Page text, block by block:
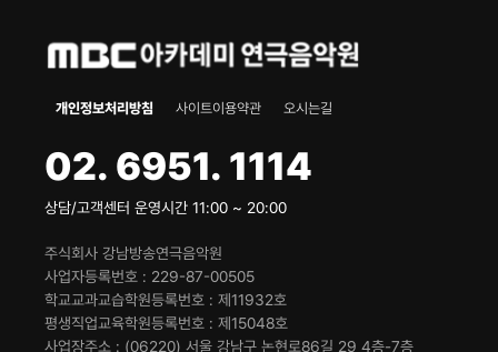
개인정보처리방침 사이트이용약관 오시는길
02. 6951. 1114
상담/고객센터 운영시간 11:00 ~ 20:00
주식회사 강남방송연극음악원
사업자등록번호
229-87-00505
학교교과교습학원등록번호
제11932호
평생직업교육학원등록번호
제15048호
사업장주소
(06220) 서울 강남구 논현로86길 29 4층-7층